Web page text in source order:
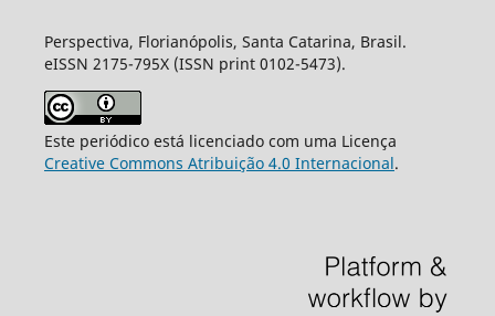
Perspectiva, Florianópolis, Santa Catarina, Brasil.
eISSN 2175-795X (ISSN print 0102-5473).
Este periódico está licenciado com uma Licença
Creative Commons Atribuição 4.0 Internacional.